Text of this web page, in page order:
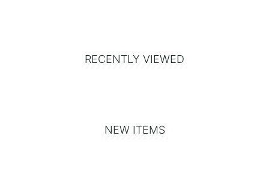
RECENTLY VIEWED
NEW ITEMS